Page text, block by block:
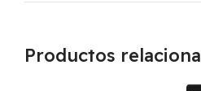
Productos